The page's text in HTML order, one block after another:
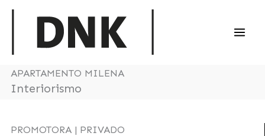
APARTAMENTO MILENA
Interiorismo
PROMOTORA | PRIVADO